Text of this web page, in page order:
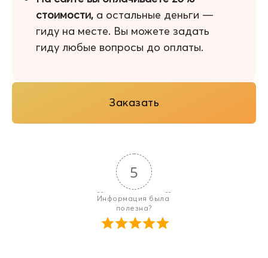
стоимости, а остальные деньги —
гиду на месте. Вы можете задать
гиду любые вопросы до оплаты.
Заказать
5
Информация была
полезна?